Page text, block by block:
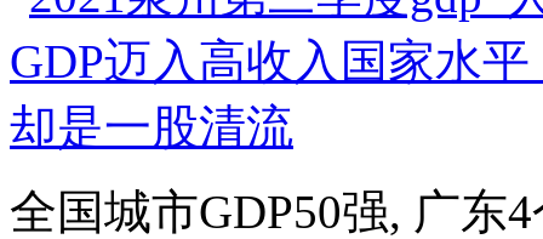
全国城市GDP50强, 广东